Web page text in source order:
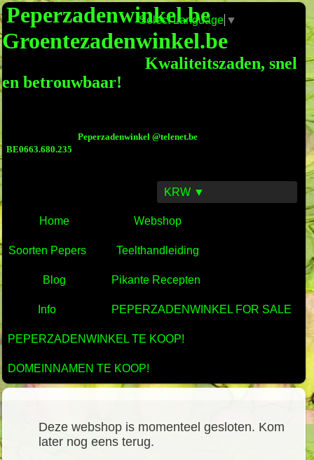
Peperzadenwinkel.be
Groentezadenwinkel.be
Kwaliteitszaden, snel
en betrouwbaar!
Peperzadenwinkel @telenet.be
BE0663.680.235
KRW ▼
Home Webshop
Soorten Pepers Teelthandleiding
Blog Pikante Recepten
Info PEPERZADENWINKEL FOR SALE
PEPERZADENWINKEL TE KOOP!
DOMEINNAMEN TE KOOP!
Deze webshop is momenteel gesloten. Kom
later nog eens terug.
Select Language ▼